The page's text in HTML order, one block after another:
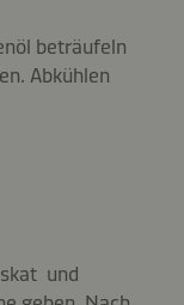
beträufeln
Abkühlen
und